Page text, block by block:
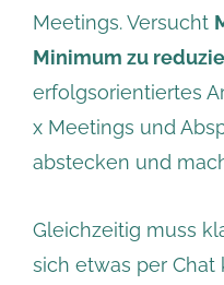
Meetings. Versucht
Minimum zu
erfolgsorientiertes
x Meetings und
abstecken und
Gleichzeitig muss
sich etwas per Chat